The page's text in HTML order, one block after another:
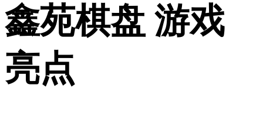
鑫苑棋盘 游戏
亮点